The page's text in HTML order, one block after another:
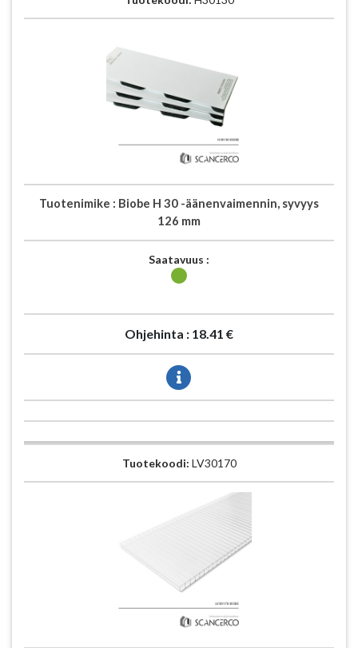
Tuotenimike : Biobe H 30 -äänenvaimennin, syvyys
126 mm
Saatavuus :
Ohjehinta : 18.41 €
Tuotekoodi: LV30170